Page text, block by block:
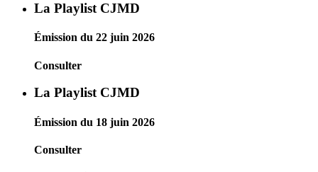
La Playlist CJMD
Émission du 22 juin 2026
Consulter
La Playlist CJMD
Émission du 18 juin 2026
Consulter